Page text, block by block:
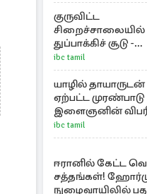
குருவிட்ட
சிறைச்சாலையில்
துப்பாக்கிச் சூடு -
நீதியமைச்சரின்
அறிவிப்பு
ibc tamil
யாழில் தாயாருடன்
ஏற்பட்ட முரண்பாடு
இளைஞனின்
முடிவு
ibc tamil
ஈரானில் கேட்ட
சத்தங்கள்!
நுழைவாயிலில்